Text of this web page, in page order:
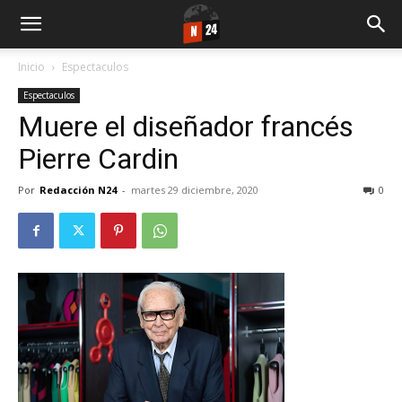
Inicio Espectaculos
Espectaculos
Muere el diseñador francés
Pierre Cardin
Por Redacción N24 - martes 29 diciembre, 2020 0